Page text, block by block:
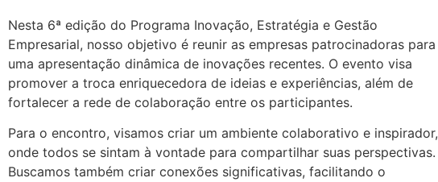
Nesta 6ª edição do Programa Inovação, Estratégia e Gestão
Empresarial, nosso objetivo é reunir as empresas patrocinadoras para
uma apresentação dinâmica de inovações recentes. O evento visa
promover a troca enriquecedora de ideias e experiências, além de
fortalecer a rede de colaboração entre os participantes.
Para o encontro, visamos criar um ambiente colaborativo e inspirador,
onde todos se sintam à vontade para compartilhar suas perspectivas.
Buscamos também criar conexões significativas, facilitando o